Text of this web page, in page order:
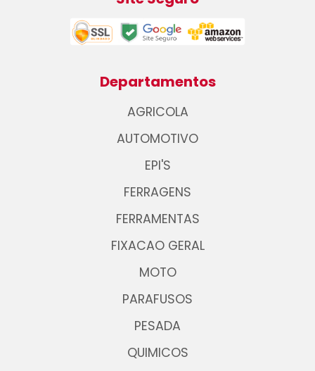
Departamentos
AGRICOLA
AUTOMOTIVO
EPI'S
FERRAGENS
FERRAMENTAS
FIXACAO GERAL
MOTO
PARAFUSOS
PESADA
QUIMICOS